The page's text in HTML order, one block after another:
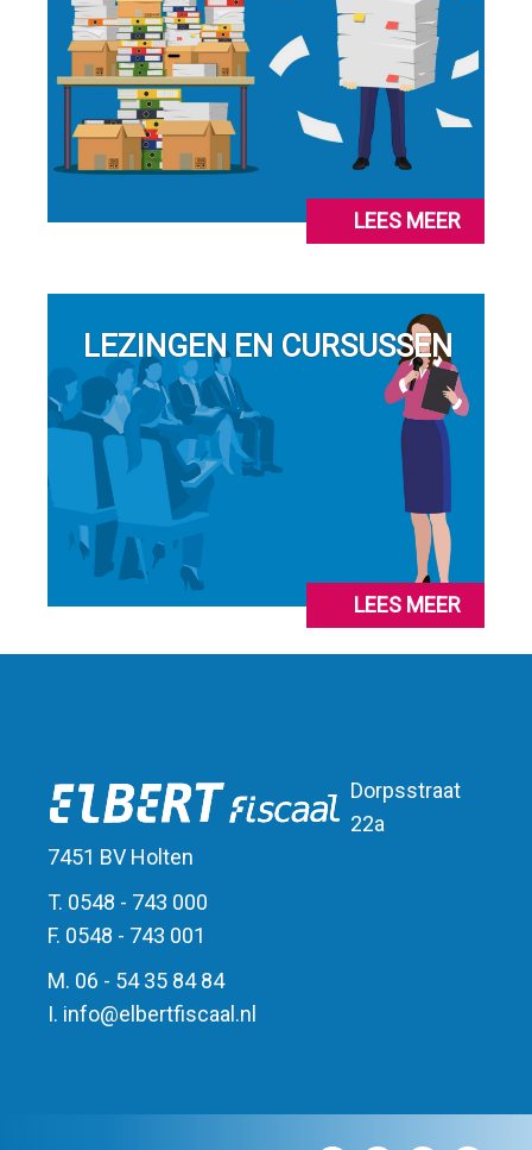
LEES MEER
LEZINGEN EN CURSUSSEN
LEES MEER
Dorpsstraat
22a
7451 BV Holten
T. 0548 - 743 000
F. 0548 - 743 001
M. 06 - 54 35 84 84
I. info@elbertfiscaal.nl